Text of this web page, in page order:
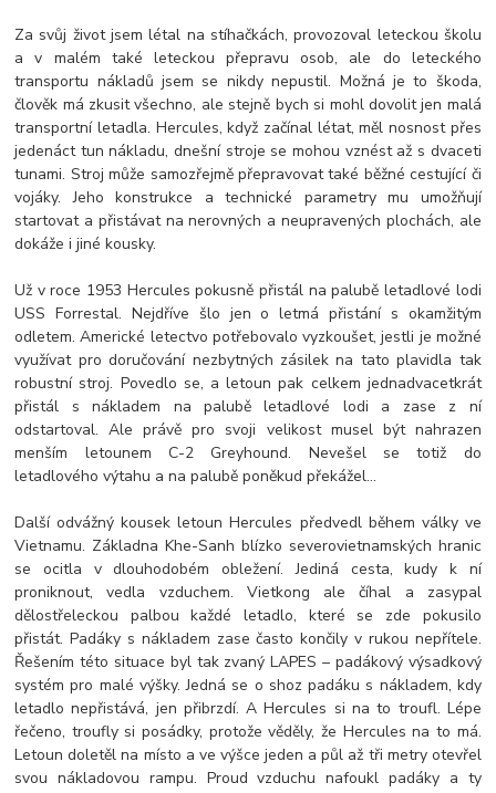
Za svůj život jsem létal na stíhačkách, provozoval leteckou školu
a v malém také leteckou přepravu osob, ale do leteckého
transportu nákladů jsem se nikdy nepustil. Možná je to škoda,
člověk má zkusit všechno, ale stejně bych si mohl dovolit jen malá
transportní letadla. Hercules, když začínal létat, měl nosnost přes
jedenáct tun nákladu, dnešní stroje se mohou vznést až s dvaceti
tunami. Stroj může samozřejmě přepravovat také běžné cestující či
vojáky. Jeho konstrukce a technické parametry mu umožňují
startovat a přistávat na nerovných a neupravených plochách, ale
dokáže i jiné kousky.
Už v roce 1953 Hercules pokusně přistál na palubě letadlové lodi
USS Forrestal. Nejdříve šlo jen o letmá přistání s okamžitým
odletem. Americké letectvo potřebovalo vyzkoušet, jestli je možné
využívat pro doručování nezbytných zásilek na tato plavidla tak
robustní stroj. Povedlo se, a letoun pak celkem jednadvacetkrát
přistál s nákladem na palubě letadlové lodi a zase z ní
odstartoval. Ale právě pro svoji velikost musel být nahrazen
menším letounem C-2 Greyhound. Nevešel se totiž do
letadlového výtahu a na palubě poněkud překážel…
Další odvážný kousek letoun Hercules předvedl během války ve
Vietnamu. Základna Khe-Sanh blízko severovietnamských hranic
se ocitla v dlouhodobém obležení. Jediná cesta, kudy k ní
proniknout, vedla vzduchem. Vietkong ale číhal a zasypal
dělostřeleckou palbou každé letadlo, které se zde pokusilo
přistát. Padáky s nákladem zase často končily v rukou nepřítele.
Řešením této situace byl tak zvaný LAPES – padákový výsadkový
systém pro malé výšky. Jedná se o shoz padáku s nákladem, kdy
letadlo nepřistává, jen přibrzdí. A Hercules si na to troufl. Lépe
řečeno, troufly si posádky, protože věděly, že Hercules na to má.
Letoun doletěl na místo a ve výšce jeden a půl až tři metry otevřel
svou nákladovou rampu. Proud vzduchu nafoukl padáky a ty